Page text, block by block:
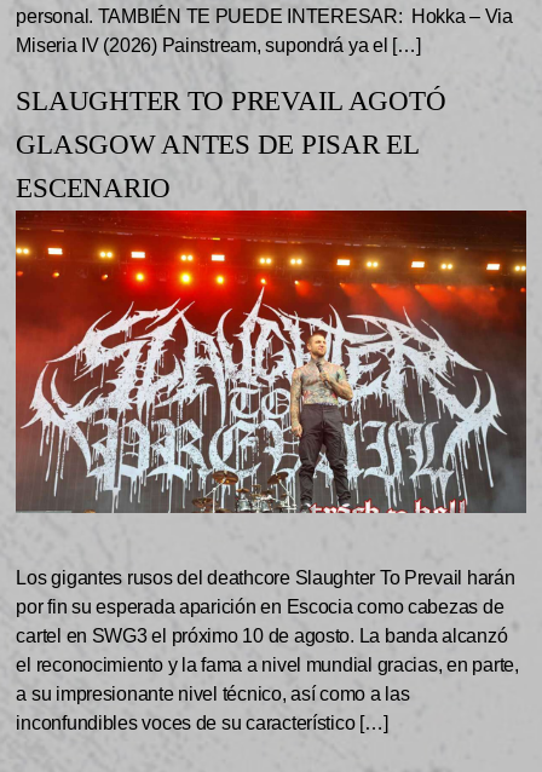
personal. TAMBIÉN TE PUEDE INTERESAR: Hokka – Via
Miseria IV (2026) Painstream, supondrá ya el […]
SLAUGHTER TO PREVAIL AGOTÓ
GLASGOW ANTES DE PISAR EL
ESCENARIO
Los gigantes rusos del deathcore Slaughter To Prevail harán
por fin su esperada aparición en Escocia como cabezas de
cartel en SWG3 el próximo 10 de agosto. La banda alcanzó
el reconocimiento y la fama a nivel mundial gracias, en parte,
a su impresionante nivel técnico, así como a las
inconfundibles voces de su característico […]